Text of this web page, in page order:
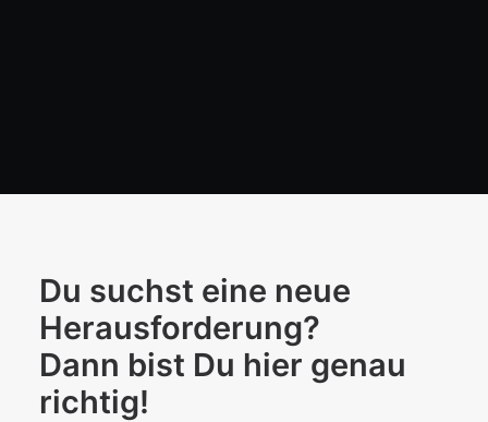
Du suchst eine neue
Herausforderung?
Dann bist Du hier genau
richtig!